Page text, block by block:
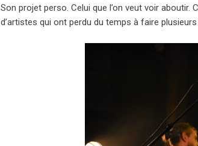
Son projet perso. Celui que l’on veut voir
d’artistes qui ont perdu du temps à faire